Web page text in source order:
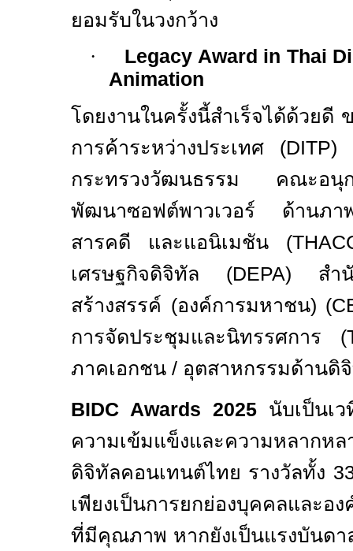
ยอมรับในวงกว้าง
·
Legacy Award in Thai
Animation
โดยงานในครั้งนี้สำเร็จได้ด้วยดี
การค้าระหว่างประเทศ (DITP)
กระทรวงวัฒนธรรม คณะอนุก
พัฒนาซอฟต์พาวเวอร์ ด้าน
สารคดี และแอนิเมชัน
เศรษฐกิจดิจิทัล (DEPA) สำ
สร้างสรรค์ (องค์การมหาชน)
การจัดประชุมและนิทรรศการ
ภาคเอกชน / อุตสาหกรรมด้านดิ
BIDC Awards 2025 นับเป็นเ
ความเข้มแข็งและความหลากห
ดิจิทัลคอนเทนต์ไทย รางวัลทั้ง
เพียงเป็นการยกย่องบุคคลและอ
ที่มีคุณภาพ หากยังเป็นแรงบันดา